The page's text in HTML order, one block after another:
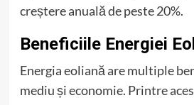
creștere anuală de peste 20%.
Beneficiile Energiei
Energia eoliană are multiple
mediu și economie. Printre